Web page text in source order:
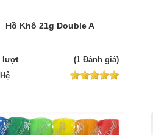
Hồ Khô 21g Double A
lượt
(1 Đánh giá)